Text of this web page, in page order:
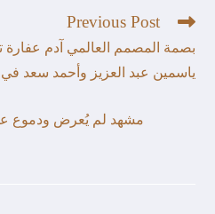
Previous Post
بصمة المصمم العالمي آدم عفارة
ياسمين عبد العزيز وأحمد سعد في
مشهد لم يُعرض ودموع